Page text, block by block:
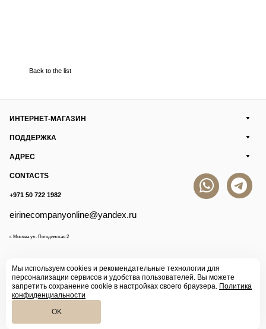
Back to the list
ИНТЕРНЕТ-МАГАЗИН
ПОДДЕРЖКА
АДРЕС
CONTACTS
+971 50 722 1982
eirinecompanyonline@yandex.ru
г. Москва ул. Погодинская 2
© 2026 Eirine
Мы используем cookies и рекомендательные технологии для
персонализации сервисов и удобства пользователей. Вы можете
запретить сохранение cookie в настройках своего браузера. Политика
конфиденциальности
OK